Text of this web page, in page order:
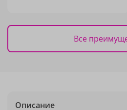
Все
Описание